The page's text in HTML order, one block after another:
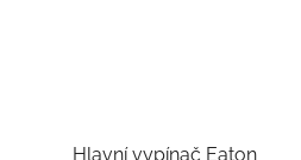
Hlavní vypínač Eaton